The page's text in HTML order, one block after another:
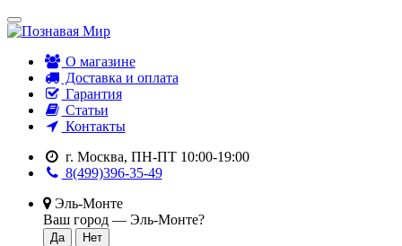
О магазине
Доставка и оплата
Гарантия
Статьи
Контакты
г. Москва, ПН-ПТ 10:00-19:00
8(499)396-35-49
Эль-Монте
Ваш город — Эль-Монте?